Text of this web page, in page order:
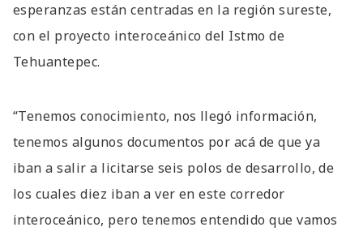
esperanzas están centradas en la región sureste,
con el proyecto interoceánico del Istmo de
Tehuantepec.
“Tenemos conocimiento, nos llegó información,
tenemos algunos documentos por acá de que ya
iban a salir a licitarse seis polos de desarrollo, de
los cuales diez iban a ver en este corredor
interoceánico, pero tenemos entendido que vamos